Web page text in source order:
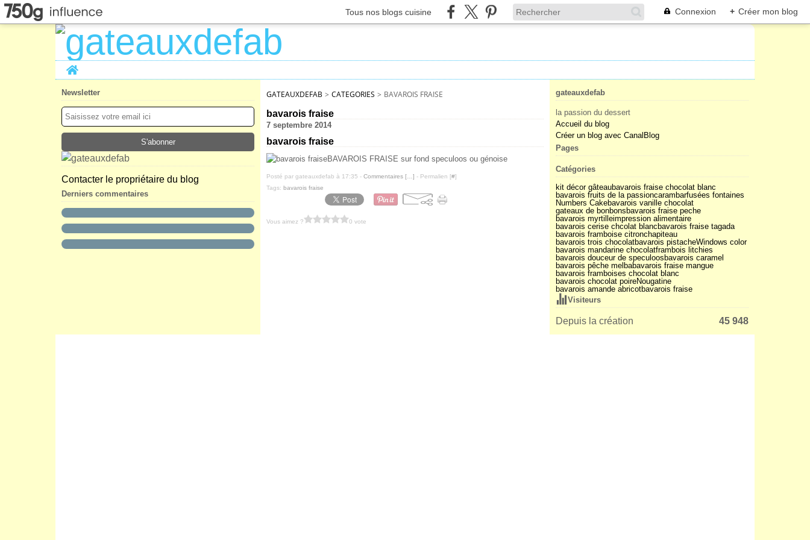
Tous nos blogs cuisine Connexion + Créer mon blog
Home
Newsletter
Contacter le propriétaire du blog
Derniers commentaires
GATEAUXDEFAB > CATEGORIES > BAVAROIS FRAISE
bavarois fraise
7 septembre 2014
bavarois fraise
BAVAROIS FRAISE sur fond speculoos ou génoise
Posté par gateauxdefab à 17:35 - Commentaires [ ] - Permalien [#]
Tags: bavarois fraise
Vous aimez ? 0 vote
gateauxdefab
la passion du dessert
Accueil du blog
Créer un blog avec CanalBlog
Pages
Catégories
kit décor gâteaubavarois fraise chocolat blanc
bavarois fruits de la passioncarambarfusées fontaines
Numbers Cakebavarois vanille chocolat
gateaux de bonbons bavarois fraise peche
bavarois myrtilleimpression alimentaire
bavarois cerise chcolat blanc bavarois fraise tagada
bavarois framboise citronchapiteau
bavarois trois chocolatbavarois pistacheWindows color
bavarois mandarine chocolatframbois litchies
bavarois douceur de speculoos bavarois caramel
bavarois pêche melbabavarois fraise mangue
bavarois framboises chocolat blanc
bavarois chocolat poireNougatine
bavarois amande abricotbavarois fraise
Visiteurs
Depuis la création 45 948